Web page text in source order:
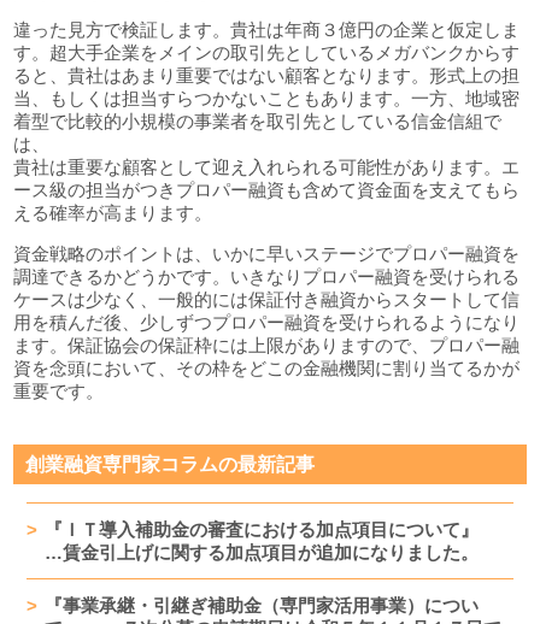
違った見方で検証します。貴社は年商３億円の企業と仮定しま
す。超大手企業をメインの取引先としているメガバンクからす
ると、貴社はあまり重要ではない顧客となります。形式上の担
当、もしくは担当すらつかないこともあります。一方、地域密
着型で比較的小規模の事業者を取引先としている信金信組で
は、
貴社は重要な顧客として迎え入れられる可能性があります。エ
ース級の担当がつきプロパー融資も含めて資金面を支えてもら
える確率が高まります。
資金戦略のポイントは、いかに早いステージでプロパー融資を
調達できるかどうかです。いきなりプロパー融資を受けられる
ケースは少なく、一般的には保証付き融資からスタートして信
用を積んだ後、少しずつプロパー融資を受けられるようになり
ます。保証協会の保証枠には上限がありますので、プロパー融
資を念頭において、その枠をどこの金融機関に割り当てるかが
重要です。
創業融資専門家コラムの最新記事
『ＩＴ導入補助金の審査における加点項目について』
…賃金引上げに関する加点項目が追加になりました。
『事業承継・引継ぎ補助金（専門家活用事業）につい